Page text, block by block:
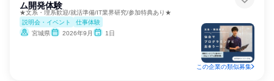
ム開発体験
★文系・理系歓迎/就活準備/IT業界研究/参加特典あり★
説明会・イベント
仕事体験
宮城県
2026年9月 1日
この企業の類似募集